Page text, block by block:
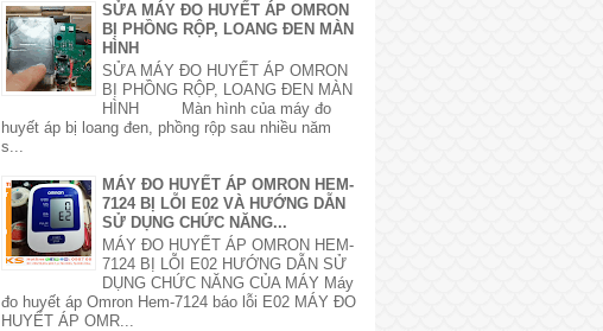
SỬA MÁY ĐO HUYẾT ÁP OMRON
BỊ PHỒNG RỘP, LOANG ĐEN MÀN
HÌNH
SỬA MÁY ĐO HUYẾT ÁP OMRON
BỊ PHỒNG RỘP, LOANG ĐEN MÀN
HÌNH Màn hình của máy đo
huyết áp bị loang đen, phồng rộp sau nhiều năm
s...
MÁY ĐO HUYẾT ÁP OMRON HEM-
7124 BỊ LỖI E02 VÀ HƯỚNG DẪN
SỬ DỤNG CHỨC NĂNG...
MÁY ĐO HUYẾT ÁP OMRON HEM-
7124 BỊ LỖI E02 HƯỚNG DẪN SỬ
DỤNG CHỨC NĂNG CỦA MÁY Máy
đo huyết áp Omron Hem-7124 báo lỗi E02 MÁY ĐO
HUYẾT ÁP OMR...